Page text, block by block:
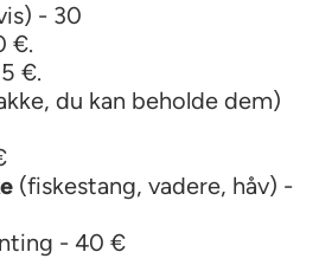
- 30
€.
€.
du kan beholde dem)
(fiskestang, vadere, håv) -
- 40 €